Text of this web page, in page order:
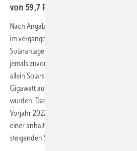
von 59,7 Prozent für das Jahr 2023
Nach Angaben des Bundesverbandes
im vergangenen Jahr in Deutschland mehr
Solaranlagen zur Strom- oder
jemals zuvor. Aus Daten der
allein Solarstromsysteme mit einer
Gigawatt auf Dächern und Freiflächen neu
wurden. Das sind 85 Prozent mehr
Vorjahr 2022 (rd. 7,5 GW). Für 2024
einer anhaltend hohen Nachfrage. Er
steigenden Strompreisen und attraktiven